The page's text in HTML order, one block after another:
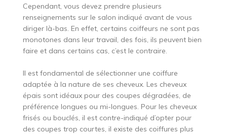
Cependant, vous devez prendre plusieurs
renseignements sur le salon indiqué avant de vous
diriger là-bas. En effet, certains coiffeurs ne sont pas
monotones dans leur travail, des fois, ils peuvent bien
faire et dans certains cas, c’est le contraire.
Il est fondamental de sélectionner une coiffure
adaptée à la nature de ses cheveux. Les cheveux
épais sont idéaux pour des coupes dégradées, de
préférence longues ou mi-longues. Pour les cheveux
frisés ou bouclés, il est contre-indiqué d’opter pour
des coupes trop courtes, il existe des coiffures plus